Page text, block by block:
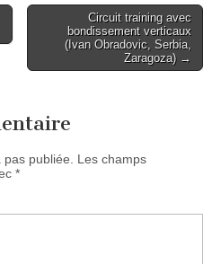
Circuit training avec
bondissement verticaux
(Ivan Obradovic, Serbia,
Zaragoza) →
publiée.
Les champs
*